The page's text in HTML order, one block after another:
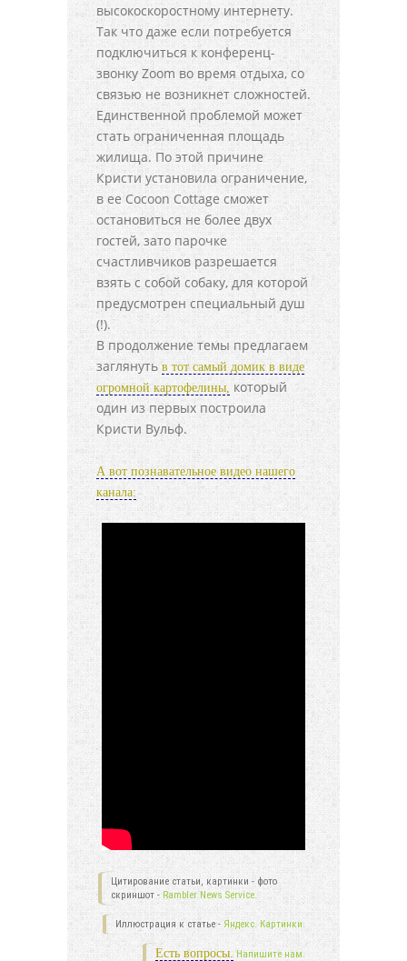
высокоскоростному интернету.
Так что даже если потребуется
подключиться к конференц-
звонку Zoom во время отдыха, со
связью не возникнет сложностей.
Единственной проблемой может
стать ограниченная площадь
жилища. По этой причине
Кристи установила ограничение,
в ее Cocoon Cottage сможет
остановиться не более двух
гостей, зато парочке
счастливчиков разрешается
взять с собой собаку, для которой
предусмотрен специальный душ
(!).
В продолжение темы предлагаем
заглянутьв тот самый домик в виде
огромной картофелины, который
один из первых построила
Кристи Вульф.
А вот познавательное видео нашего
канала:
Цитирование статьи, картинки - фото
скриншот - Rambler News Service.
Иллюстрация к статье - Яндекс. Картинки.
Есть вопросы. Напишите нам.